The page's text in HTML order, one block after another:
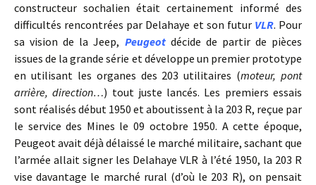
constructeur sochalien était certainement informé des
difficultés rencontrées par Delahaye et son futur VLR. Pour
sa vision de la Jeep, Peugeot décide de partir de pièces
issues de la grande série et développe un premier prototype
en utilisant les organes des 203 utilitaires (moteur, pont
arrière, direction…) tout juste lancés. Les premiers essais
sont réalisés début 1950 et aboutissent à la 203 R, reçue par
le service des Mines le 09 octobre 1950. A cette époque,
Peugeot avait déjà délaissé le marché militaire, sachant que
l’armée allait signer les Delahaye VLR à l’été 1950, la 203 R
vise davantage le marché rural (d’où le 203 R), on pensait